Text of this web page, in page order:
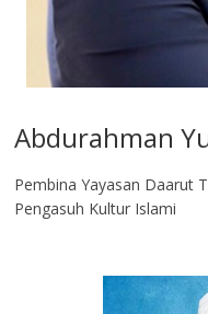
Abdurahman
Pembina Yayasan Daarut
Pengasuh Kultur Islami